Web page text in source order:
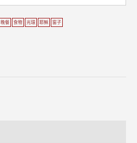
晚餐 食物 光環 耶穌 窗子